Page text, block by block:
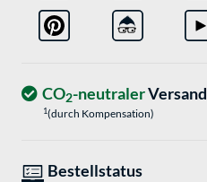
CO2-neutralerVersand
1(durch Kompensation)
Bestellstatus